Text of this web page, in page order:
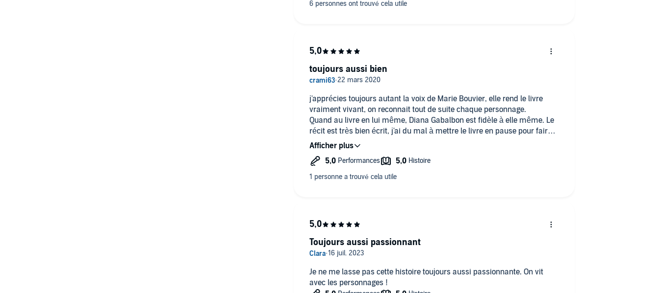
j'apprécies toujours autant la voix de Marie Bouvier, elle rend le livre
vraiment vivant, on reconnait tout de suite chaque personnage.
Quand au livre en lui même, Diana Gabalbon est fidèle à elle même. Le
récit est très bien écrit, j'ai du mal à mettre le livre en pause pour faire
autre chose !!!
sniff il n'y a plus qu'un seul tome .... dommage j'ai pas envie que cette
histoire s'arrête !!!
toujours aussi bien
Je ne me lasse pas cette histoire toujours aussi passionnante. On vit
avec les personnages !
Toujours aussi passionnant